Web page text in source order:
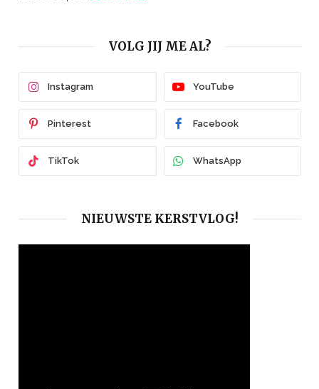
VOLG JIJ ME AL?
Instagram YouTube
Pinterest Facebook
TikTok WhatsApp
NIEUWSTE KERSTVLOG!